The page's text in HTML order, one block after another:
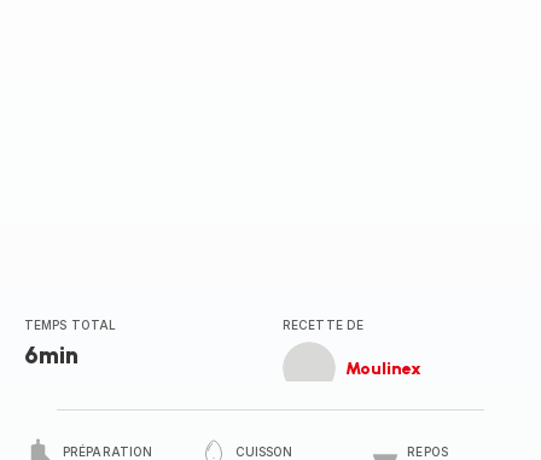
TEMPS TOTAL
6min
RECETTE DE
Moulinex
PRÉPARATION CUISSON REPOS